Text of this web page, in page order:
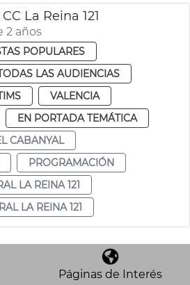
La Reina 121
2 años
POPULARES
LAS AUDIENCIAS
VALENCIA
EN PORTADA TEMÁTICA
CABANYAL
PROGRAMACIÓN
LA REINA 121
LA REINA 121
Páginas de Interés